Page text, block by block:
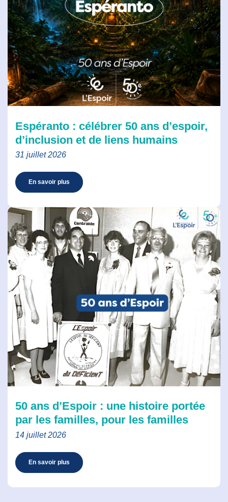
Espéranto : célébrer 50 ans d’espoir,
d’inclusion et de liens humains
31 juillet 2026
En savoir plus
50 ans d’Espoir : une histoire portée
par les familles, pour les familles
14 juillet 2026
En savoir plus